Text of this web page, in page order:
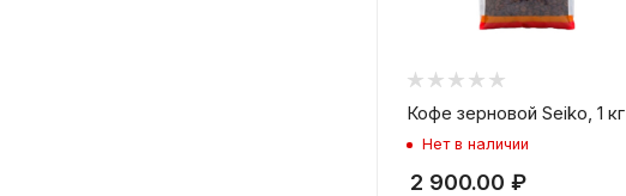
Кофе зерновой Seiko, 1 кг
Нет в наличии
2 900.00 ₽